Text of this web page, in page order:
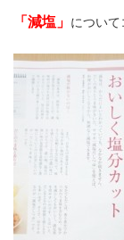
「減塩」 について